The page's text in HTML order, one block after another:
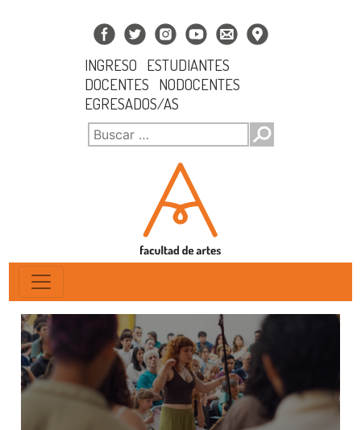
INGRESO
ESTUDIANTES
DOCENTES
NODOCENTES
EGRESADOS/AS